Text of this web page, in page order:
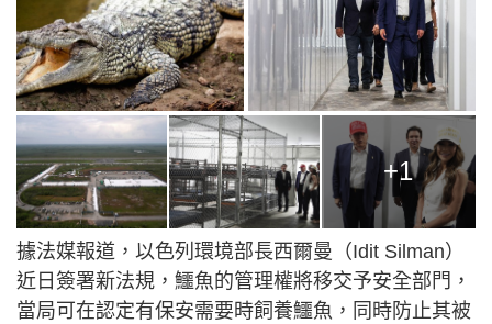
+1
據法媒報道，以色列環境部長西爾曼（Idit Silman）
近日簽署新法規，鱷魚的管理權將移交予安全部門，
當局可在認定有保安需要時飼養鱷魚，同時防止其被